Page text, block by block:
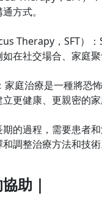
方式。
Therapy，SFT）
在社交場合、家庭聚
庭治療是一種將恐
更健康、更親密的
的過程，需要患者
調整治療方法和技術
助｜